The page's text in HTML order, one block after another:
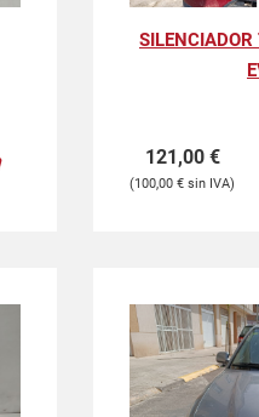
121,00 €
100,00€